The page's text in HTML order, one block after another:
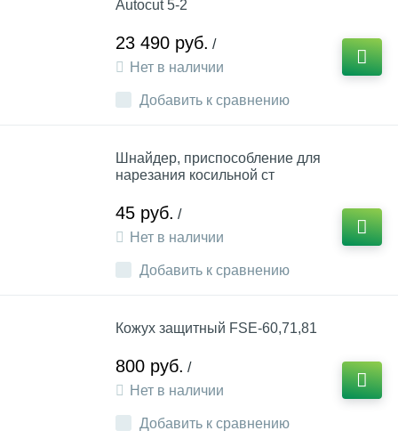
Autocut 5-2
23 490 руб. /
Нет в наличии
Добавить к сравнению
Шнайдер, приспособление для
нарезания косильной ст
45 руб. /
Нет в наличии
Добавить к сравнению
Кожух защитный FSE-60,71,81
800 руб. /
Нет в наличии
Добавить к сравнению